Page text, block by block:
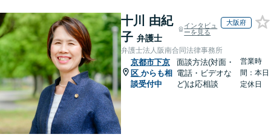
十川 由紀
子 弁護士
インタビュ
ーを見る
大阪府
弁護士法人阪南合同法律事務所
京都市下京
区 からも相
談受付中
面談方法(対面・
電話・ビデオな
ど)は応相談
営業時
間：本日
定休日